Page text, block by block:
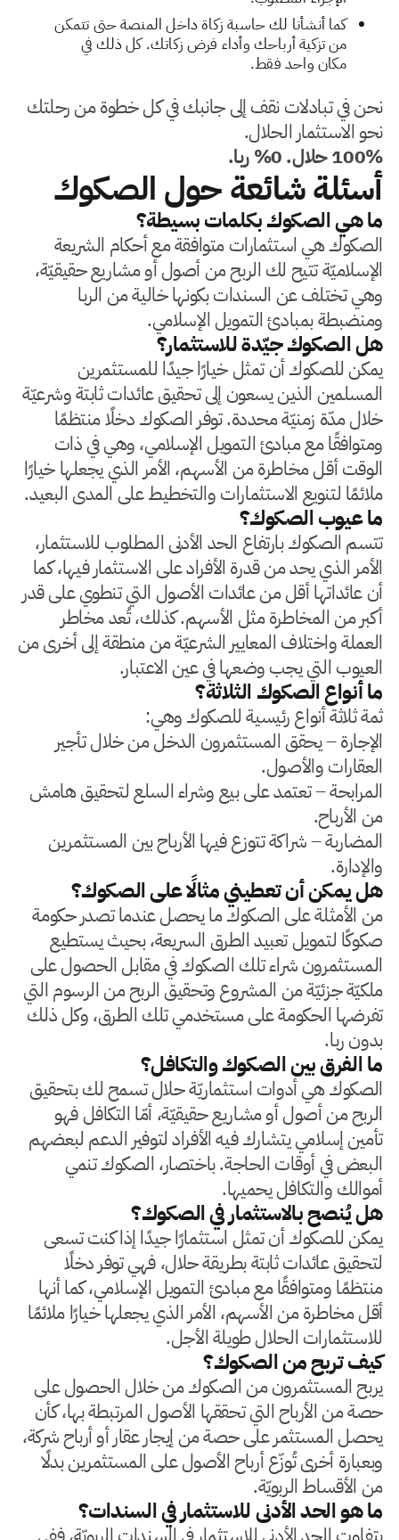
كما أنشأنا لك حاسبة زكاة داخل المنصة حتى تتمكن
من تزكية أرباحك وأداء فرض زكاتك. كل ذلك في
مكان واحد فقط.
نحن في تبادلات نقف إلى جانبك في كل خطوة من رحلتك
نحو الاستثمار الحلال.
100% حلال. 0% ربا.
أسئلة شائعة حول الصكوك
ما هي الصكوك بكلمات بسيطة؟
الصكوك هي استثمارات متوافقة مع أحكام الشريعة
الإسلاميّة تتيح لك الربح من أصول أو مشاريع حقيقيّة،
وهي تختلف عن السندات بكونها خالية من الربا
ومنضبطة بمبادئ التمويل الإسلامي.
هل الصكوك جيّدة للاستثمار؟
يمكن للصكوك أن تمثل خيارًا جيدًا للمستثمرين
المسلمين الذين يسعون إلى تحقيق عائدات ثابتة وشرعيّة
خلال مدّة زمنيّة محددة. توفر الصكوك دخلًا منتظمًا
ومتوافقًا مع مبادئ التمويل الإسلامي، وهي في ذات
الوقت أقل مخاطرة من الأسهم، الأمر الذي يجعلها خيارًا
ملائمًا لتنويع الاستثمارات والتخطيط على المدى البعيد.
ما عيوب الصكوك؟
تتسم الصكوك بارتفاع الحد الأدنى المطلوب للاستثمار،
الأمر الذي يحد من قدرة الأفراد على الاستثمار فيها، كما
أن عائداتها أقل من عائدات الأصول التي تنطوي على قدر
أكبر من المخاطرة مثل الأسهم. كذلك، تُعد مخاطر
العملة واختلاف المعايير الشرعيّة من منطقة إلى أخرى من
العيوب التي يجب وضعها في عين الاعتبار.
ما أنواع الصكوك الثلاثة؟
ثمة ثلاثة أنواع رئيسية للصكوك وهي:
الإجارة – يحقق المستثمرون الدخل من خلال تأجير
العقارات والأصول.
المرابحة – تعتمد على بيع وشراء السلع لتحقيق هامش
من الأرباح.
المضاربة – شراكة تتوزع فيها الأرباح بين المستثمرين
والإدارة.
هل يمكن أن تعطيني مثالًا على الصكوك؟
من الأمثلة على الصكوك ما يحصل عندما تصدر حكومة
صكوكًا لتمويل تعبيد الطرق السريعة، بحيث يستطيع
المستثمرون شراء تلك الصكوك في مقابل الحصول على
ملكيّة جزئيّة من المشروع وتحقيق الربح من الرسوم التي
تفرضها الحكومة على مستخدمي تلك الطرق، وكل ذلك
بدون ربا.
ما الفرق بين الصكوك والتكافل؟
الصكوك هي أدوات استثماريّة حلال تسمح لك بتحقيق
الربح من أصول أو مشاريع حقيقيّة، أمّا التكافل فهو
تأمين إسلامي يتشارك فيه الأفراد لتوفير الدعم لبعضهم
البعض في أوقات الحاجة. باختصار، الصكوك تنمي
أموالك والتكافل يحميها.
هل يُنصح بالاستثمار في الصكوك؟
يمكن للصكوك أن تمثل استثمارًا جيدًا إذا كنت تسعى
لتحقيق عائدات ثابتة بطريقة حلال، فهي توفر دخلًا
منتظمًا ومتوافقًا مع مبادئ التمويل الإسلامي، كما أنها
أقل مخاطرة من الأسهم، الأمر الذي يجعلها خيارًا ملائمًا
للاستثمارات الحلال طويلة الأجل.
كيف تربح من الصكوك؟
يربح المستثمرون من الصكوك من خلال الحصول على
حصة من الأرباح التي تحققها الأصول المرتبطة بها، كأن
يحصل المستثمر على حصة من إيجار عقار أو أرباح شركة،
وبعبارة أخرى تُوزّع أرباح الأصول على المستثمرين بدلًا
من الأقساط الربويّة.
ما هو الحد الأدنى للاستثمار في السندات؟